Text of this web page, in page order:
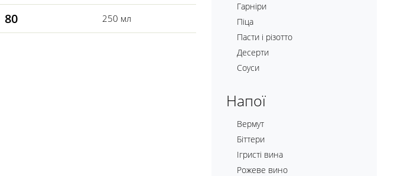
80 250 мл
Гарніри
Піца
Пасти і різотто
Десерти
Соуси
Напої
Вермут
Біттери
Ігристі вина
Рожеве вино